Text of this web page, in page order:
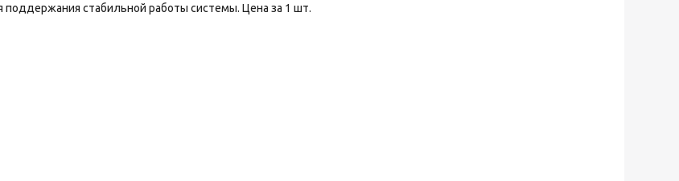
поддержания стабильной работы системы. Цена за 1 шт.